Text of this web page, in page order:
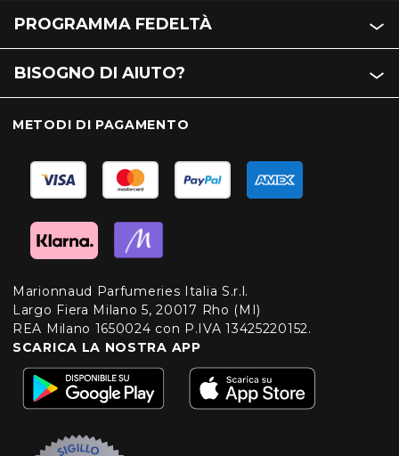
PROGRAMMA FEDELTÀ
BISOGNO DI AIUTO?
METODI DI PAGAMENTO
Marionnaud Parfumeries Italia S.r.l.
Largo Fiera Milano 5, 20017 Rho (MI)
REA Milano 1650024 con P.IVA 13425220152.
SCARICA LA NOSTRA APP